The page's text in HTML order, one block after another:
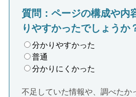
質問：ページの構成や内
りやすかったでしょうか
分かりやすかった
普通
分かりにくかった
不足していた情報や、調べたか